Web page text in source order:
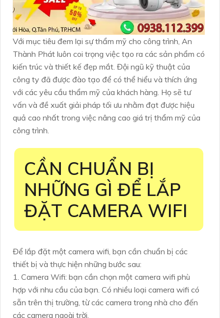
Với mục tiêu đem lại sự thẩm mỹ cho công trình, An
Thành Phát luôn coi trọng việc tạo ra các sản phẩm có
kiến trúc và thiết kế đẹp mắt. Đội ngũ kỹ thuật của
công ty đã được đào tạo để có thể hiểu và thích ứng
với các yêu cầu thẩm mỹ của khách hàng. Họ sẽ tư
vấn và đề xuất giải pháp tối ưu nhằm đạt được hiệu
quả cao nhất trong việc nâng cao giá trị thẩm mỹ của
công trình.
CẦN CHUẨN BỊ
NHỮNG GÌ ĐỂ LẮP
ĐẶT CAMERA WIFI
Để lắp đặt một camera wifi, bạn cần chuẩn bị các
thiết bị và thực hiện những bước sau:
1. Camera Wifi: bạn cần chọn một camera wifi phù
hợp với nhu cầu của bạn. Có nhiều loại camera wifi có
sẵn trên thị trường, từ các camera trong nhà cho đến
các camera ngoài trời.